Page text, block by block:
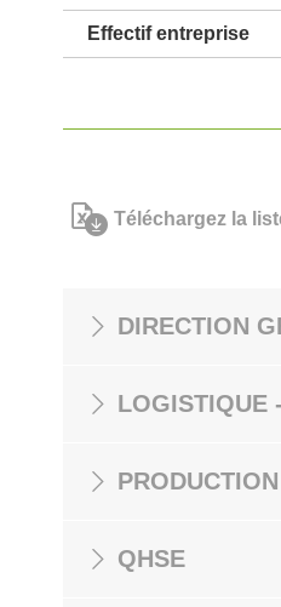
Effectif entreprise
Téléchargez la
DIRECTION
LOGISTIQUE
QHSE